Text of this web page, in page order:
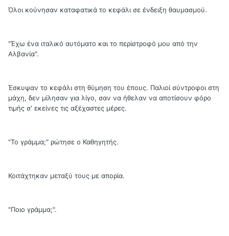
Όλοι κούνησαν καταφατικά το κεφάλι σε ένδειξη θαυμασμού.
"Έχω ένα ιταλικό αυτόματο και το περίστροφό μου από την
Αλβανία".
Έσκυψαν το κεφάλι στη θύμηση του έπους. Παλιοί σύντροφοι στη
μάχη, δεν μίλησαν για λίγο, σαν να ήθελαν να αποτίσουν φόρο
τιμής σ' εκείνες τις αξέχαστες μέρες.
"Το γράμμα;" ρώτησε ο Καθηγητής.
Κοιτάχτηκαν μεταξύ τους με απορία.
"Ποιο γράμμα;".